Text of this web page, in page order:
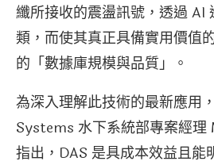
纖所接收的震盪訊號，透過 AI
類，而使其真正具備實用價值
的「數據庫規模與品質」。
為深入理解此技術的最新應用
Systems 水下系統部專案經
指出，DAS 是具成本效益且能